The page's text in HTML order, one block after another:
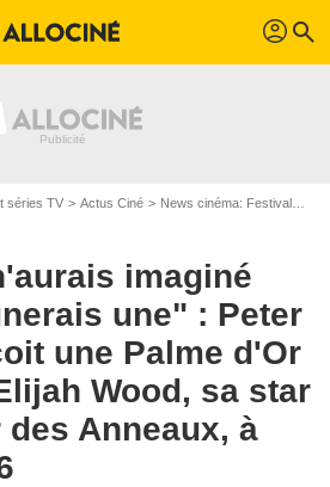
profil search
séries TV Actus Ciné News cinéma: Festivals
imaginé
une" : Peter
une Palme d'Or
Wood, sa star
Anneaux, à